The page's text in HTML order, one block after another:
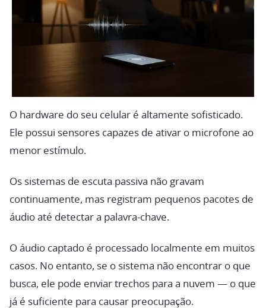
O hardware do seu celular é altamente sofisticado.
Ele possui sensores capazes de ativar o microfone ao
menor estímulo.
Os sistemas de escuta passiva não gravam
continuamente, mas registram pequenos pacotes de
áudio até detectar a palavra-chave.
O áudio captado é processado localmente em muitos
casos. No entanto, se o sistema não encontrar o que
busca, ele pode enviar trechos para a nuvem — o que
já é suficiente para causar preocupação.